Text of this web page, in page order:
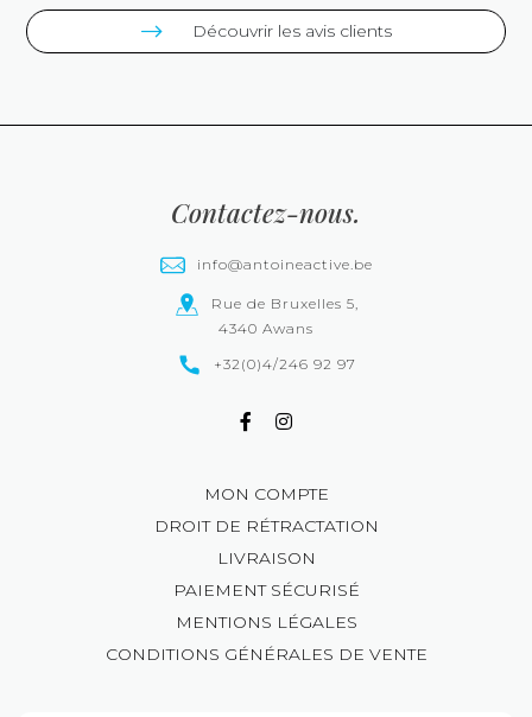
Découvrir les avis clients
MON COMPTE
DROIT DE RÉTRACTATION
LIVRAISON
PAIEMENT SÉCURISÉ
MENTIONS LÉGALES
CONDITIONS GÉNÉRALES DE VENTE
Contactez-nous.
info@antoineactive.be
Rue de Bruxelles 5,
4340 Awans
+32(0)4/246 92 97